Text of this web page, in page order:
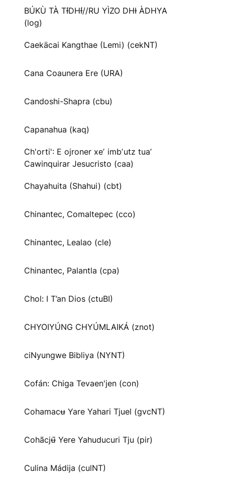
BÚKÙ TÀ TƗ́DHƗ́//RU YÌZO DHƗ ÀDHYA
(log)
Caekäcai Kangthae (Lemi) (cekNT)
Cana Coaunera Ere (URA)
Candoshi-Shapra (cbu)
Capanahua (kaq)
Ch'orti': E ojroner xeʼ imbʼutz tuaʼ
Cawinquirar Jesucristo (caa)
Chayahuita (Shahui) (cbt)
Chinantec, Comaltepec (cco)
Chinantec, Lealao (cle)
Chinantec, Palantla (cpa)
Chol: I T’an Dios (ctuBI)
CHYOIYÚNG CHYÚMLAIKÁ (znot)
ciNyungwe Bibliya (NYNT)
Cofán: Chiga Tevaen'jen (con)
Cohamacʉ Yare Yahari Tjuel (gvcNT)
Cohãcjʉ̃ Yere Yahuducuri Tju (pir)
Culina Mádija (culNT)